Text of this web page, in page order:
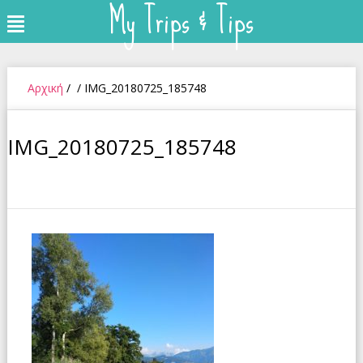
to
content
Menu My Trips & Tips
Αρχική / / IMG_20180725_185748
IMG_20180725_185748